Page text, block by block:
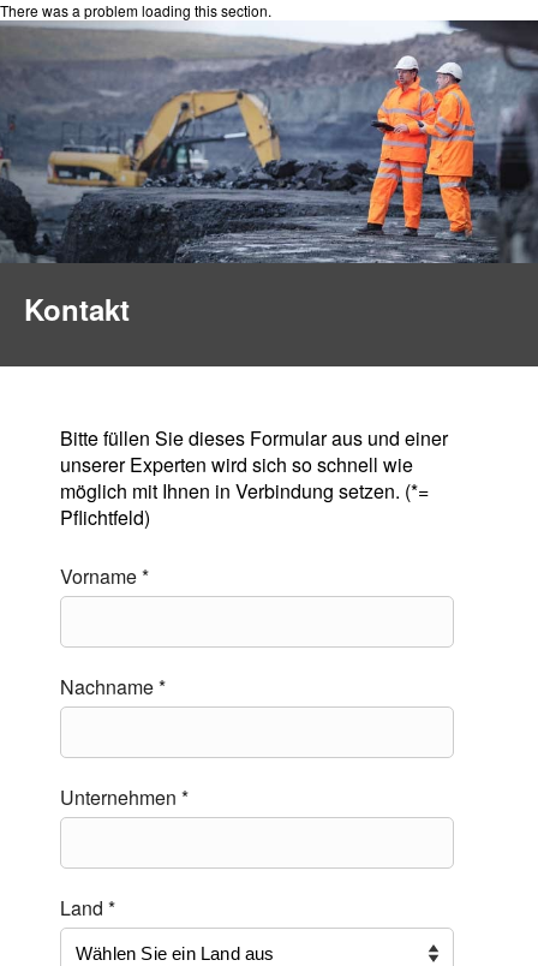
There was a problem loading this section.
Kontakt
Bitte füllen Sie dieses Formular aus und einer
unserer Experten wird sich so schnell wie
möglich mit Ihnen in Verbindung setzen. (*=
Pflichtfeld)
Vorname *
Nachname *
Unternehmen *
Land *